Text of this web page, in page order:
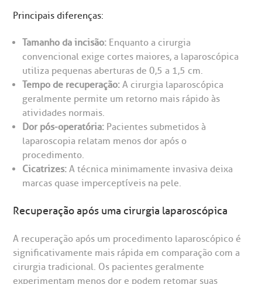
Saiba mais
Endereço:
R. Colômbia, 332
CEP: 01438-000 | Jardim Paulista
São Paulo - SP
de órgãos
de cuidado
e perdidos
Principais diferenças:
Tamanho da incisão: Enquanto a cirurgia
convencional exige cortes maiores, a laparoscópica
utiliza pequenas aberturas de 0,5 a 1,5 cm.
Tempo de recuperação: A cirurgia laparoscópica
geralmente permite um retorno mais rápido às
atividades normais.
Dor pós-operatória: Pacientes submetidos à
laparoscopia relatam menos dor após o
procedimento.
Cicatrizes: A técnica minimamente invasiva deixa
marcas quase imperceptíveis na pele.
Recuperação após uma cirurgia laparoscópica
A recuperação após um procedimento laparoscópico é
significativamente mais rápida em comparação com a
cirurgia tradicional. Os pacientes geralmente
experimentam menos dor e podem retomar suas